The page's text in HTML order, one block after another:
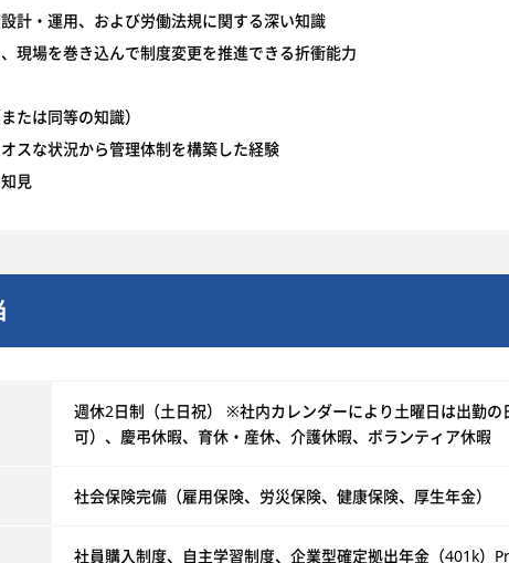
計・運用、および労働法規に関する深い知識
現場を巻き込んで制度変更を推進できる折衝能力
たは同等の知識）
スな状況から管理体制を構築した経験
見
週休2日制（土日祝） ※社内カレンダーにより土曜日は出勤
可）、慶弔休暇、育休・産休、介護休暇、ボランティア休暇
社会保険完備（雇用保険、労災保険、健康保険、厚生年金）
社員購入制度、自主学習制度、企業型確定拠出年金（401k）